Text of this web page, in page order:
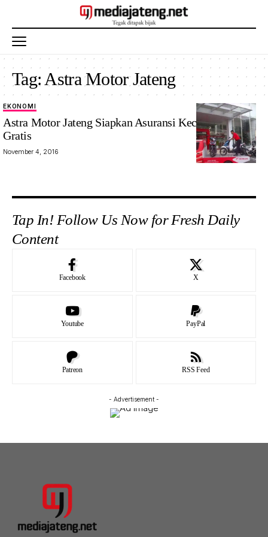
Tag: Astra Motor Jateng
EKONOMI
Astra Motor Jateng Siapkan Asuransi Kecelakaan Diri
Gratis
November 4, 2016
Tap In! Follow Us Now for Fresh Daily
Content
Facebook X
Youtube PayPal
Patreon RSS Feed
- Advertisement -